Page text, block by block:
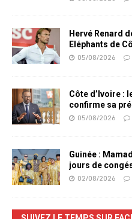
Hervé Renard
Eléphants de
05/08/2026
Côte d’Ivoire :
confirme sa
05/08/2026
Guinée :
jours de
02/08/2026